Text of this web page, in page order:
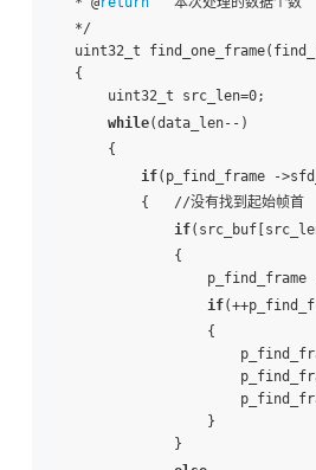
*/
uint32_t
{
uint32_t src_len=0;
while(data_len--)
{
if
{   //没有找到起始帧首
if
{
p_find_frame -
if
{
p_find_frame -
p_find_frame -
p_find_frame -
}
}